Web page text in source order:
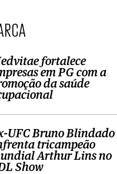
fortalece
em PG com a
da saúde
UFC Bruno Blindado
tricampeão
Arthur Lins no
Show